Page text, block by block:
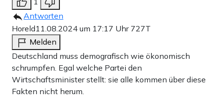
Antworten
Horeld11.08.2024 um 17:17 Uhr 727T
Melden
Deutschland muss demografisch wie ökonomisch
schrumpfen. Egal welche Partei den
Wirtschaftsminister stellt: sie alle kommen über diese
Fakten nicht herum.